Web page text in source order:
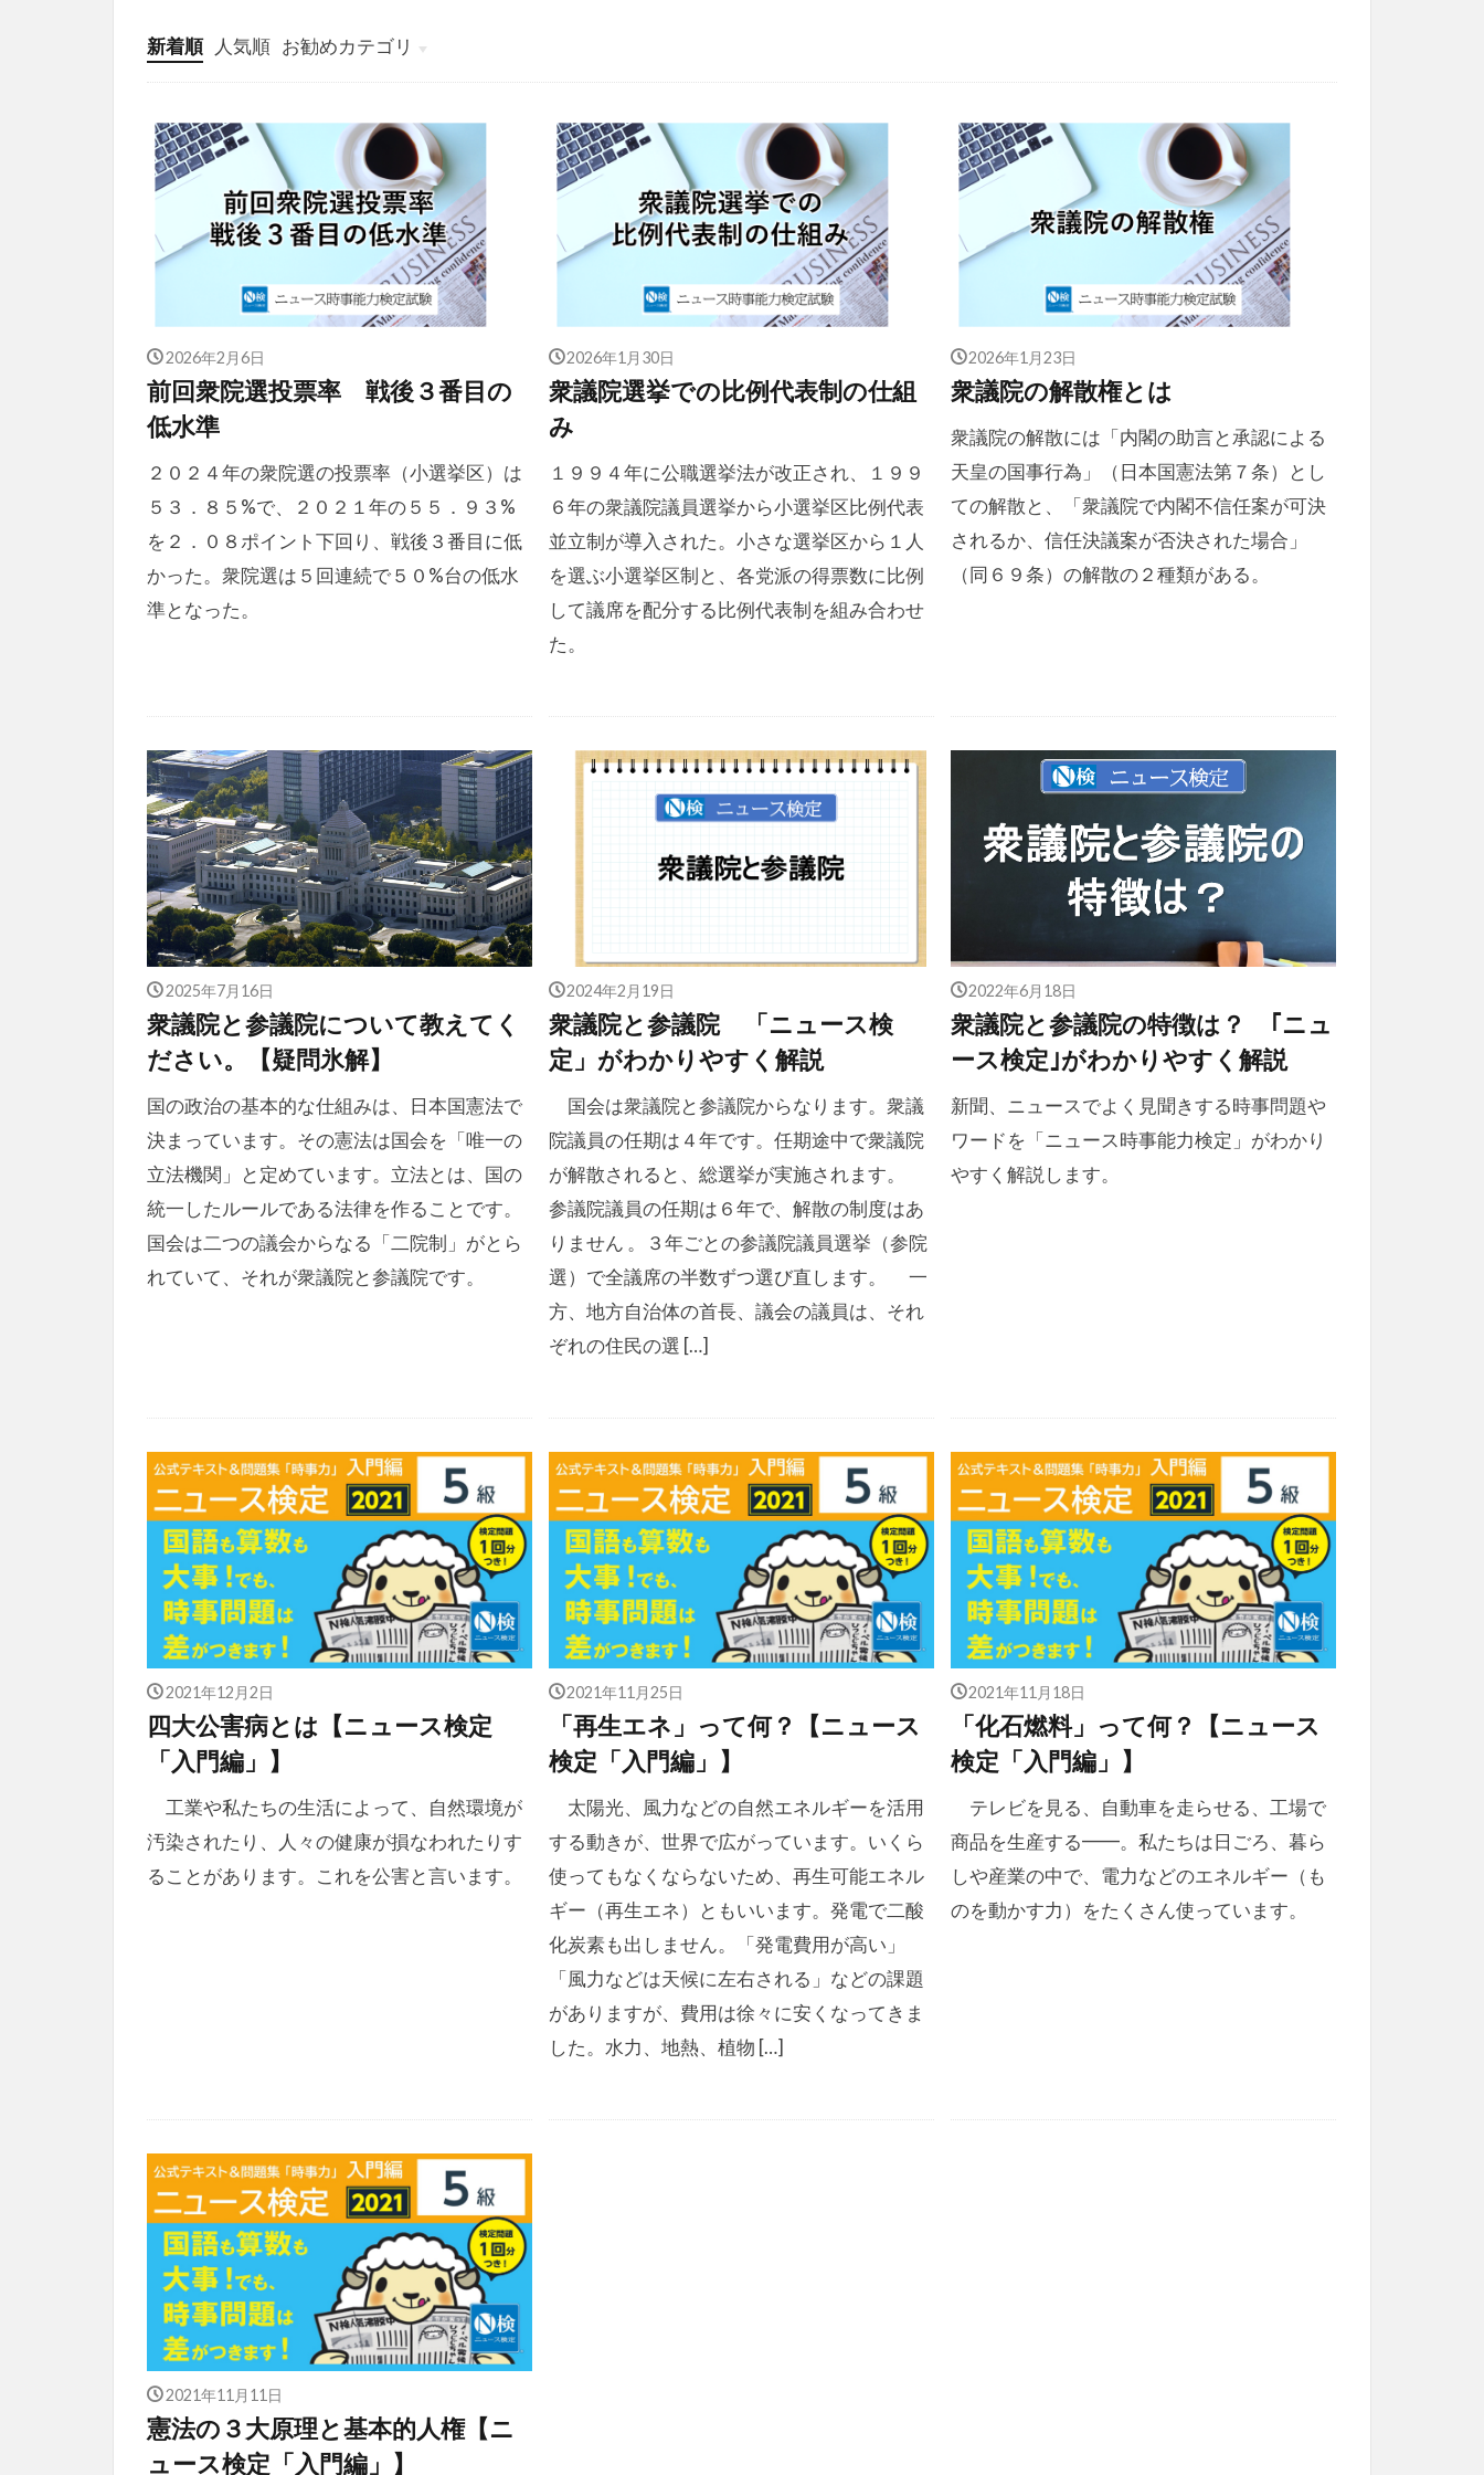
新着順 人気順 お勧めカテゴリ
投稿
学び
マンガ
電子書籍
2026年2月6日
前回衆院選投票率 戦後３番目の
低水準
２０２４年の衆院選の投票率（小選挙区）は
５３．８５%で、２０２１年の５５．９３%
を２．０８ポイント下回り、戦後３番目に低
かった。衆院選は５回連続で５０%台の低水
準となった。
2026年1月30日
衆議院選挙での比例代表制の仕組
み
１９９４年に公職選挙法が改正され、１９９
６年の衆議院議員選挙から小選挙区比例代表
並立制が導入された。小さな選挙区から１人
を選ぶ小選挙区制と、各党派の得票数に比例
して議席を配分する比例代表制を組み合わせ
た。
2026年1月23日
衆議院の解散権とは
衆議院の解散には「内閣の助言と承認による
天皇の国事行為」（日本国憲法第７条）とし
ての解散と、「衆議院で内閣不信任案が可決
されるか、信任決議案が否決された場合」
（同６９条）の解散の２種類がある。
2025年7月16日
衆議院と参議院について教えてく
ださい。【疑問氷解】
国の政治の基本的な仕組みは、日本国憲法で
決まっています。その憲法は国会を「唯一の
立法機関」と定めています。立法とは、国の
統一したルールである法律を作ることです。
国会は二つの議会からなる「二院制」がとら
れていて、それが衆議院と参議院です。
2024年2月19日
衆議院と参議院 「ニュース検
定」がわかりやすく解説
国会は衆議院と参議院からなります。衆議
院議員の任期は４年です。任期途中で衆議院
が解散されると、総選挙が実施されます。
参議院議員の任期は６年で、解散の制度はあ
りません 。３年ごとの参議院議員選挙（参院
選）で全議席の半数ずつ選び直します。 一
方、地方自治体の首長、議会の議員は、それ
ぞれの住民の選 […]
2022年6月18日
衆議院と参議院の特徴は？ ｢ニュ
ース検定｣がわかりやすく解説
新聞、ニュースでよく見聞きする時事問題や
ワードを「ニュース時事能力検定」がわかり
やすく解説します。
2021年12月2日
四大公害病とは【ニュース検定
「入門編」】
工業や私たちの生活によって、自然環境が
汚染されたり、人々の健康が損なわれたりす
ることがあります。これを公害と言います。
2021年11月25日
「再生エネ」って何？【ニュース
検定「入門編」】
太陽光、風力などの自然エネルギーを活用
する動きが、世界で広がっています。いくら
使ってもなくならないため、再生可能エネル
ギー（再生エネ）ともいいます。発電で二酸
化炭素も出しません。「発電費用が高い」
「風力などは天候に左右される」などの課題
がありますが、費用は徐々に安くなってきま
した。水力、地熱、植物 […]
2021年11月18日
「化石燃料」って何？【ニュース
検定「入門編」】
テレビを見る、自動車を走らせる、工場で
商品を生産する━━。私たちは日ごろ、暮ら
しや産業の中で、電力などのエネルギー（も
のを動かす力）をたくさん使っています。
2021年11月11日
憲法の３大原理と基本的人権【ニ
ュース検定「入門編」】